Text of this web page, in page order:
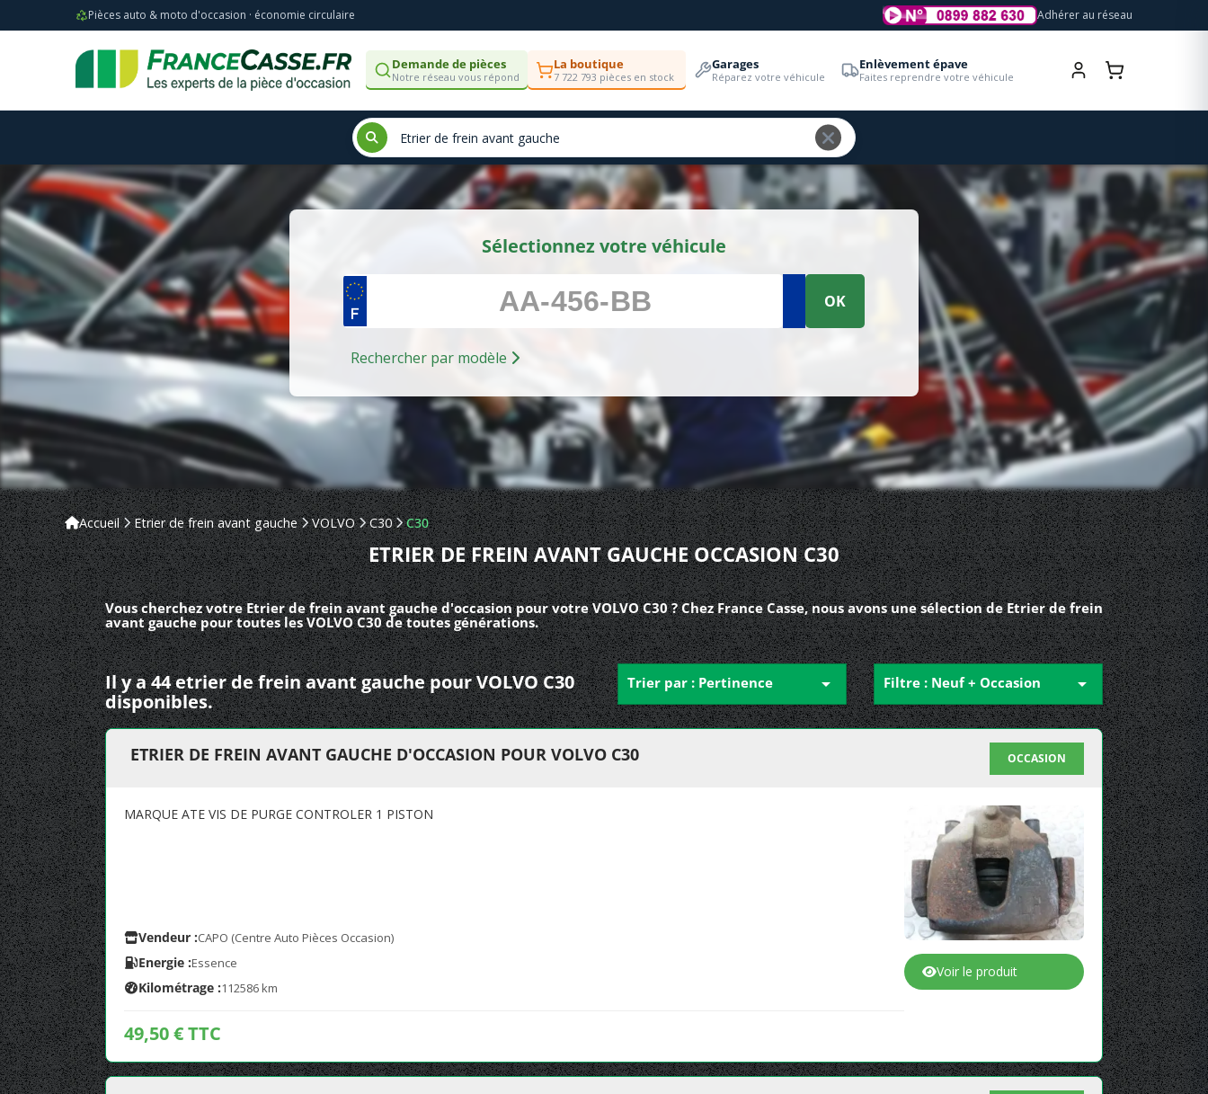
Pièces auto & moto d'occasion · économie circulaire Adhérer au réseau
Demande de pièces
Notre réseau vous répond
La boutique
7 722 793 pièces en stock
Garages
Réparez votre véhicule
Enlèvement épave
Faites reprendre votre véhicule
Sélectionnez votre véhicule
OK
Rechercher par modèle
Accueil Etrier de frein avant gauche VOLVO C30 C30
ETRIER DE FREIN AVANT GAUCHE OCCASION C30
Vous cherchez votre Etrier de frein avant gauche d'occasion pour votre VOLVO C30 ? Chez France Casse, nous avons une sélection de Etrier de frein
avant gauche pour toutes les VOLVO C30 de toutes générations.
Il y a 44 etrier de frein avant gauche pour VOLVO C30
disponibles.
Trier par : Pertinence  Filtre : Neuf + Occasion 
ETRIER DE FREIN AVANT GAUCHE D'OCCASION POUR VOLVO C30 OCCASION
MARQUE ATE VIS DE PURGE CONTROLER 1 PISTON
Vendeur :CAPO (Centre Auto Pièces Occasion)
Energie :Essence
Kilométrage :112586 km
49,50 € TTC
Voir le produit